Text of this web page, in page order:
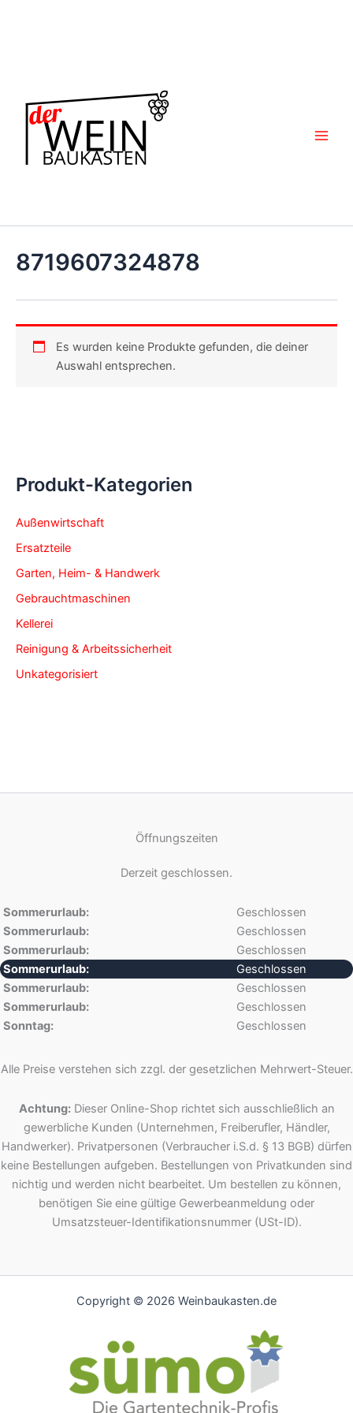
Produkt-Kategorien
Außenwirtschaft
Ersatzteile
Garten, Heim- & Handwerk
Gebrauchtmaschinen
Kellerei
Reinigung & Arbeitssicherheit
Unkategorisiert
8719607324878
Es wurden keine Produkte gefunden, die deiner
Auswahl entsprechen.
Öffnungszeiten
Derzeit geschlossen.
Sommerurlaub:
Geschlossen
Sommerurlaub:
Geschlossen
Sommerurlaub:
Geschlossen
Sommerurlaub:
Geschlossen
Sommerurlaub:
Geschlossen
Sommerurlaub:
Geschlossen
Sonntag:
Geschlossen
Alle Preise verstehen sich zzgl. der gesetzlichen Mehrwert-Steuer.
Achtung:Dieser Online-Shop richtet sich ausschließlich an
gewerbliche Kunden (Unternehmen, Freiberufler, Händler,
Handwerker). Privatpersonen (Verbraucher i.S.d. § 13 BGB) dürfen
keine Bestellungen aufgeben. Bestellungen von Privatkunden sind
nichtig und werden nicht bearbeitet. Um bestellen zu können,
benötigen Sie eine gültige Gewerbeanmeldung oder
Umsatzsteuer-Identifikationsnummer (USt-ID).
Copyright © 2026 Weinbaukasten.de